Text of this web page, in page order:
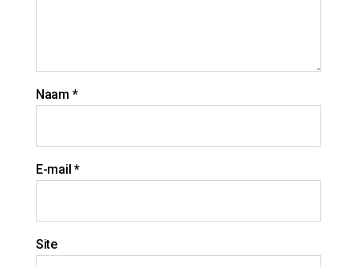
Naam *
E-mail*
Site